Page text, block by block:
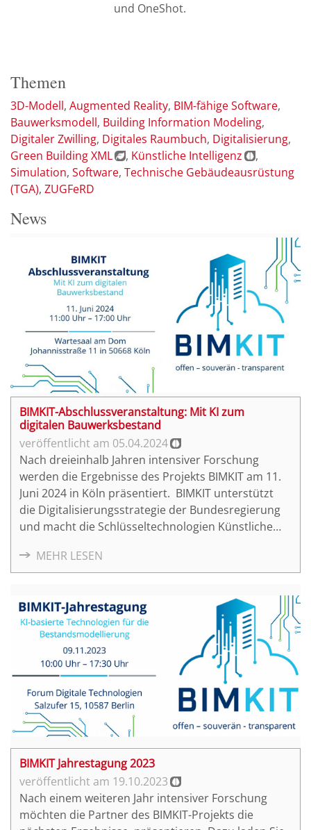
und OneShot.
Themen
3D-Modell Augmented Reality BIM-fähige Software
Bauwerksmodell Building Information Modeling
Digitaler Zwilling Digitales Raumbuch Digitalisierung
Green Building XML
Künstliche Intelligenz
Simulation Software Technische Gebäudeausrüstung
(TGA) ZUGFeRD
News
BIMKIT-Abschlussveranstaltung: Mit KI zum
digitalen Bauwerksbestand
05.04.2024
Nach dreieinhalb Jahren intensiver Forschung
werden die Ergebnisse des Projekts BIMKIT am 11.
Juni 2024 in Köln präsentiert. BIMKIT unterstützt
die Digitalisierungsstrategie der Bundesregierung
und macht die Schlüsseltechnologien Künstliche
Gaia-X anwendbar.
MEHR LESEN
BIMKIT Jahrestagung 2023
19.10.2023
Nach einem weiteren Jahr intensiver Forschung
möchten die Partner des BIMKIT-Projekts die